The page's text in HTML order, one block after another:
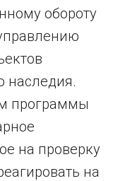
обороту
наследия.
программы
на проверку
на